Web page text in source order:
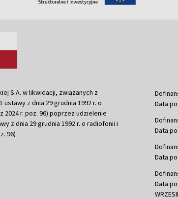
S.A. w likwidacji, związanych z
z dnia 29 grudnia 1992 r. o
2024 r. poz. 96) poprzez udzielenie
z dnia 29 grudnia 1992 r. o radiofonii i
96)
Data
Data
Data
Data